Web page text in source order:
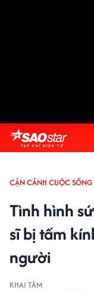
CẬN CẢNH CUỘC SỐNG
Tình hình
sĩ bị tấm
người
KHAI TÂM